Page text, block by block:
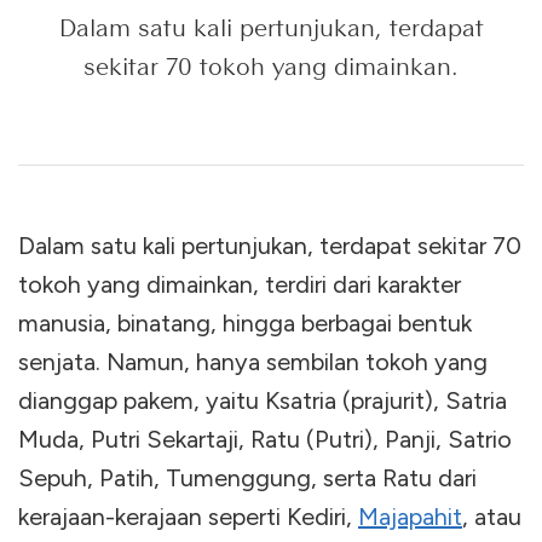
Dalam satu kali pertunjukan, terdapat
sekitar 70 tokoh yang dimainkan.
Dalam satu kali pertunjukan, terdapat sekitar 70
tokoh yang dimainkan, terdiri dari karakter
manusia, binatang, hingga berbagai bentuk
senjata. Namun, hanya sembilan tokoh yang
dianggap pakem, yaitu Ksatria (prajurit), Satria
Muda, Putri Sekartaji, Ratu (Putri), Panji, Satrio
Sepuh, Patih, Tumenggung, serta Ratu dari
kerajaan-kerajaan seperti Kediri, Majapahit, atau